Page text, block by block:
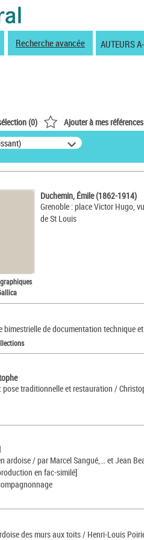
Recherche avancée AUTEURS
(0) Ajouter à mes
Duchemin, Émile (1862-1914)
Grenoble : place Victor Hugo,
de St Louis
bimestrielle de documentation technique
pose traditionnelle et restauration /
ardoise / par Marcel Sangué,... et Jean
en fac-similé]
des murs aux toits / Henri-Louis